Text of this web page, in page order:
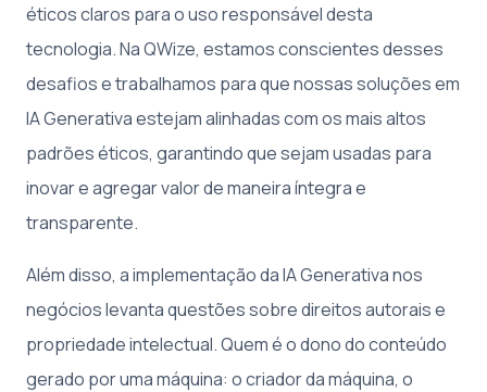
éticos claros para o uso responsável desta
tecnologia. Na QWize, estamos conscientes desses
desafios e trabalhamos para que nossas soluções em
IA Generativa estejam alinhadas com os mais altos
padrões éticos, garantindo que sejam usadas para
inovar e agregar valor de maneira íntegra e
transparente.
Além disso, a implementação da IA Generativa nos
negócios levanta questões sobre direitos autorais e
propriedade intelectual. Quem é o dono do conteúdo
gerado por uma máquina: o criador da máquina, o